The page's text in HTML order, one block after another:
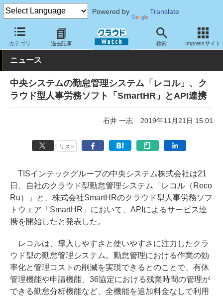
Powered by Translate
カテゴリ 過去記事 検索 Impressサイト
クラウド Watch トピック 協業・提携 国内
ニュース
中央システムの勤怠管理システム「レコル」、ク
ラウド型人事労務ソフト「SmartHR」とAPI連携
石井 一志 2019年11月21日 15:01
リスト
TISインテックグループの中央システム株式会社は21
日、自社のクラウド型勤怠管理システム「レコル（Reco
Ru）」と、株式会社SmartHRのクラウド型人事労務ソフ
トウェア「SmartHR」において、APIによるサービス連
携を開始したと発表した。
レコルは、導入しやすさと使いやすさに注力したクラ
ウド型の勤怠管理システム。勤怠管理における作業の効
率化と管理コストの削減を実現できるとのことで、有休
管理機能や申請機能、36協定における残業時間の管理が
できる勤怠分析機能など、全機能を追加料金なしで利用